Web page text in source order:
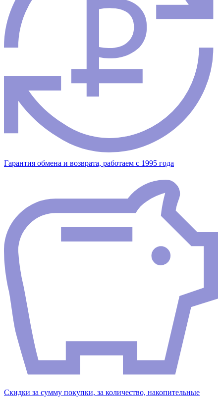
Гарантия обмена и возврата, работаем с 1995 года
Скидки за сумму покупки, за количество, накопительные